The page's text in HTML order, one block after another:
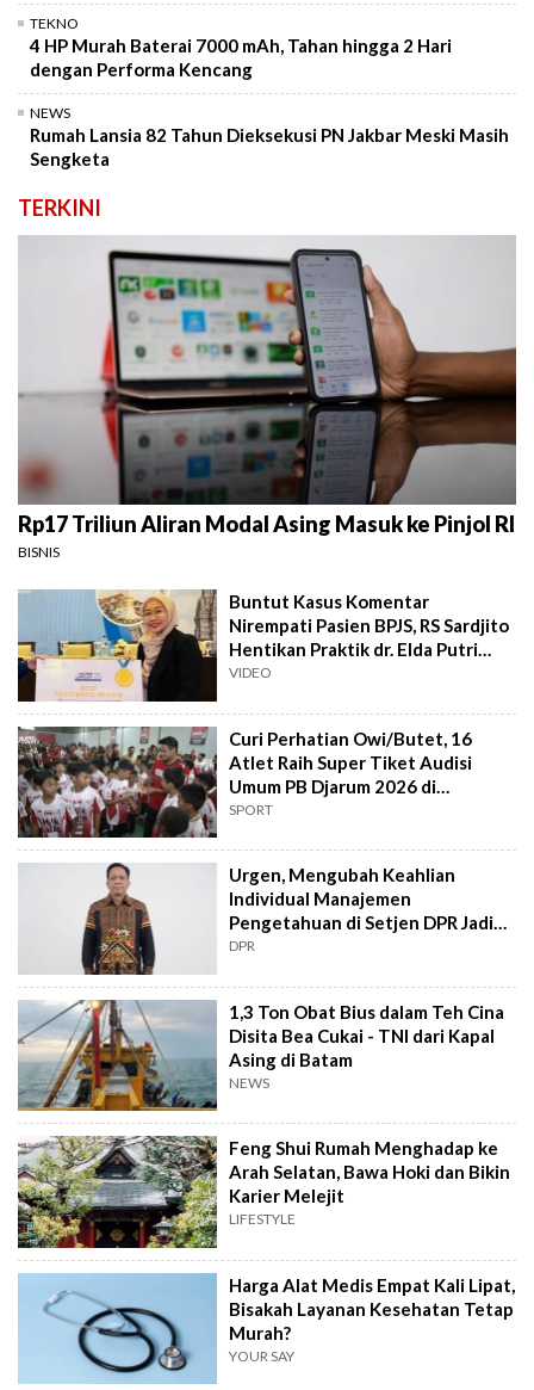
TEKNO
4 HP Murah Baterai 7000 mAh, Tahan hingga 2 Hari
dengan Performa Kencang
NEWS
Rumah Lansia 82 Tahun Dieksekusi PN Jakbar Meski Masih
Sengketa
TERKINI
Rp17 Triliun Aliran Modal Asing Masuk ke Pinjol RI
BISNIS
Buntut Kasus Komentar
Nirempati Pasien BPJS, RS Sardjito
Hentikan Praktik dr. Elda Putri
Rahard
VIDEO
Curi Perhatian Owi/Butet, 16
Atlet Raih Super Tiket Audisi
Umum PB Djarum 2026 di
Makassar
SPORT
Urgen, Mengubah Keahlian
Individual Manajemen
Pengetahuan di Setjen DPR Jadi
Kekuatan Institusional
DPR
1,3 Ton Obat Bius dalam Teh Cina
Disita Bea Cukai - TNI dari Kapal
Asing di Batam
NEWS
Feng Shui Rumah Menghadap ke
Arah Selatan, Bawa Hoki dan Bikin
Karier Melejit
LIFESTYLE
Harga Alat Medis Empat Kali Lipat,
Bisakah Layanan Kesehatan Tetap
Murah?
YOUR SAY